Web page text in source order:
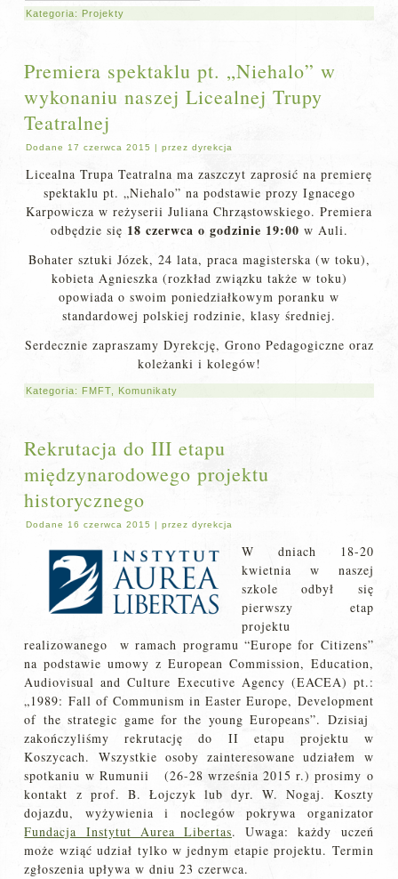
Kategoria: Projekty
Premiera spektaklu pt. „Niehalo” w
wykonaniu naszej Licealnej Trupy
Teatralnej
Dodane 17 czerwca 2015 |przez dyrekcja
Licealna Trupa Teatralna ma zaszczyt zaprosić na premierę
spektaklu pt. „Niehalo” na podstawie prozy Ignacego
Karpowicza w reżyserii Juliana Chrząstowskiego. Premiera
odbędzie się 18 czerwca o godzinie 19:00 w Auli.
Bohater sztuki Józek, 24 lata, praca magisterska (w toku),
kobieta Agnieszka (rozkład związku także w toku)
opowiada o swoim poniedziałkowym poranku w
standardowej polskiej rodzinie, klasy średniej.
Serdecznie zapraszamy Dyrekcję, Grono Pedagogiczne oraz
koleżanki i kolegów!
Kategoria: FMFT, Komunikaty
Rekrutacja do III etapu
międzynarodowego projektu
historycznego
Dodane 16 czerwca 2015 |przez dyrekcja
W dniach 18-20
kwietnia w naszej
szkole odbył się
pierwszy etap
projektu
realizowanego w ramach programu “Europe for Citizens”
na podstawie umowy z European Commission, Education,
Audiovisual and Culture Executive Agency (EACEA) pt.:
„1989: Fall of Communism in Easter Europe, Development
of the strategic game for the young Europeans”. Dzisiaj
zakończyliśmy rekrutację do II etapu projektu w
Koszycach. Wszystkie osoby zainteresowane udziałem w
spotkaniu w Rumunii (26-28 września 2015 r.) prosimy o
kontakt z prof. B. Łojczyk lub dyr. W. Nogaj. Koszty
dojazdu, wyżywienia i noclegów pokrywa organizator
Fundacja Instytut Aurea Libertas. Uwaga: każdy uczeń
może wziąć udział tylko w jednym etapie projektu. Termin
zgłoszenia upływa w dniu 23 czerwca.